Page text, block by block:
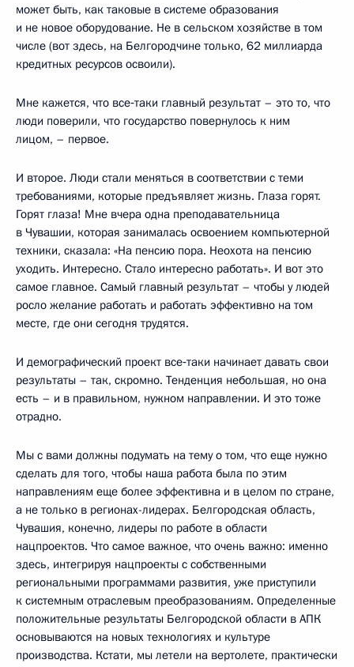
может быть, как таковые в системе образования
и не новое оборудование. Не в сельском хозяйстве в том
числе (вот здесь, на Белгородчине только, 62 миллиарда
кредитных ресурсов освоили).
Мне кажется, что все‑таки главный результат – это то, что
люди поверили, что государство повернулось к ним
лицом, – первое.
И второе. Люди стали меняться в соответствии с теми
требованиями, которые предъявляет жизнь. Глаза горят.
Горят глаза! Мне вчера одна преподавательница
в Чувашии, которая занималась освоением компьютерной
техники, сказала: «На пенсию пора. Неохота на пенсию
уходить. Интересно. Стало интересно работать». И вот это
самое главное. Самый главный результат – чтобы у людей
росло желание работать и работать эффективно на том
месте, где они сегодня трудятся.
И демографический проект все‑таки начинает давать свои
результаты – так, скромно. Тенденция небольшая, но она
есть – и в правильном, нужном направлении. И это тоже
отрадно.
Мы с вами должны подумать на тему о том, что еще нужно
сделать для того, чтобы наша работа была по этим
направлениям еще более эффективна и в целом по стране,
а не только в регионах-лидерах. Белгородская область,
Чувашия, конечно, лидеры по работе в области
нацпроектов. Что самое важное, что очень важно: именно
здесь, интегрируя нацпроекты с собственными
региональными программами развития, уже приступили
к системным отраслевым преобразованиям. Определенные
положительные результаты Белгородской области в АПК
основываются на новых технологиях и культуре
производства. Кстати, мы летели на вертолете, практически